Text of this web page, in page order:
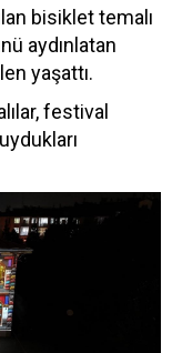
bisiklet temalı
aydınlatan
yaşattı.
festival